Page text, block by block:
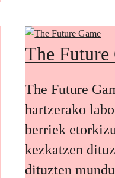
The Future
The Future
hartzerako
berriek
kezkatzen
dituzten